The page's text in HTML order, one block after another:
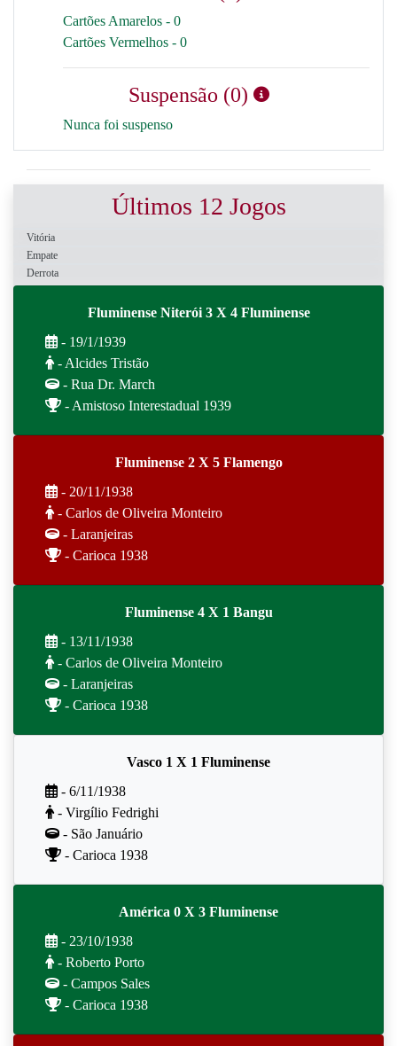
Cartões Amarelos - 0
Cartões Vermelhos - 0
Suspensão (0)
Nunca foi suspenso
Últimos 12 Jogos
Vitória
Empate
Derrota
Fluminense Niterói 3 X 4 Fluminense
- 19/1/1939
- Alcides Tristão
- Rua Dr. March
- Amistoso Interestadual 1939
Fluminense 2 X 5 Flamengo
- 20/11/1938
- Carlos de Oliveira Monteiro
- Laranjeiras
- Carioca 1938
Fluminense 4 X 1 Bangu
- 13/11/1938
- Carlos de Oliveira Monteiro
- Laranjeiras
- Carioca 1938
Vasco 1 X 1 Fluminense
- 6/11/1938
- Virgílio Fedrighi
- São Januário
- Carioca 1938
América 0 X 3 Fluminense
- 23/10/1938
- Roberto Porto
- Campos Sales
- Carioca 1938